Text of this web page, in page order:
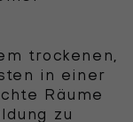
trockenen,
in einer
Räume
zu